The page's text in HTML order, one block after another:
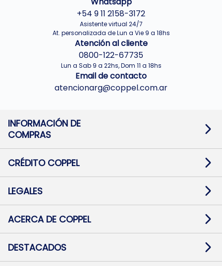
+54 9 11 2158-3172
Asistente virtual 24/7
At. personalizada de Lun a Vie 9 a 18hs
Atención al cliente
0800-122-67735
Lun a Sab 9 a 22hs, Dom 11 a 18hs
Email de contacto
atencionarg@coppel.com.ar
INFORMACIÓN DE
COMPRAS
Términos y condiciones
Botón de arrepentimiento
Mapa de sitio
CRÉDITO COPPEL
Solicitar Crédito
Medios de Pago
Pago Fácil Online
LEGALES
Baja contratos
Defensa al consumidor CABA
ACERCA DE COPPEL
Trabajá con Nosotros
Preguntas Frecuentes
DESTACADOS